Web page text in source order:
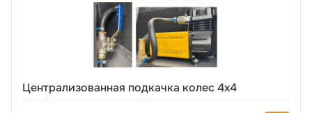
Централизованная подкачка колес 4х4